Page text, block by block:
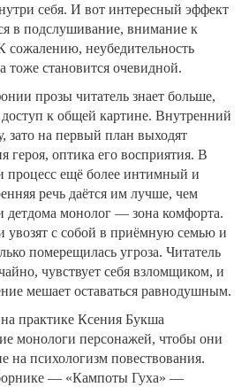
себя. И вот интересный эффект
в подслушивание, внимание к
сожалению, неубедительность
тоже становится очевидной.
прозы читатель знает больше,
к общей картине. Внутренний
зато на первый план выходят
героя, оптика его восприятия. В
процесс ещё более интимный и
речь даётся им лучше, чем
детдома монолог — зона комфорта.
увозят с собой в приёмную семью и
померещилась угроза. Читатель
чувствует себя взломщиком, и
мешает оставаться равнодушным.
практике Ксения Букша
монологи персонажей, чтобы они
на психологизм повествования.
— «Кампоты Гуха» —